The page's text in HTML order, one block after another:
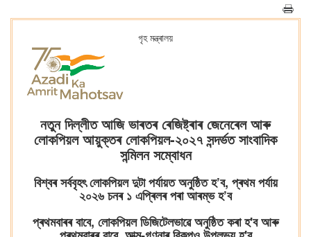
গৃহ মন্ত্ৰালয়
নতুন দিল্লীত আজি ভাৰতৰ ৰেজিষ্ট্ৰাৰ জেনেৰেল আৰু
লোকপিয়ল আয়ুক্তৰ লোকপিয়ল-২০২৭ সন্দৰ্ভত সাংবাদিক
সন্মিলন সম্বোধন
বিশ্বৰ সৰ্ববৃহৎ লোকপিয়ল দুটা পৰ্যায়ত অনুষ্ঠিত হ’ব, প্ৰথম পৰ্যায়
২০২৬ চনৰ ১ এপ্ৰিলৰ পৰা আৰম্ভ হ’ব
প্ৰথমবাৰৰ বাবে, লোকপিয়ল ডিজিটেলভাৱে অনুষ্ঠিত কৰা হ'ব আৰু